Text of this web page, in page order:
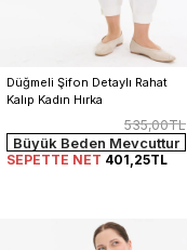
Düğmeli Şifon Detaylı Rahat
Kalıp Kadın Hırka
535,00TL
Büyük Beden Mevcuttur
SEPETTE NET 401,25TL